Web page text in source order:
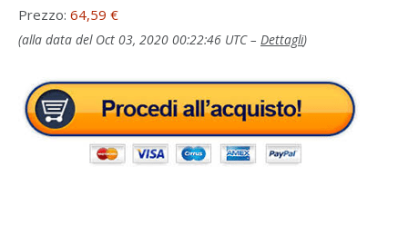
Prezzo: 64,59 €
(alla data del Oct 03, 2020 00:22:46 UTC – Dettagli)